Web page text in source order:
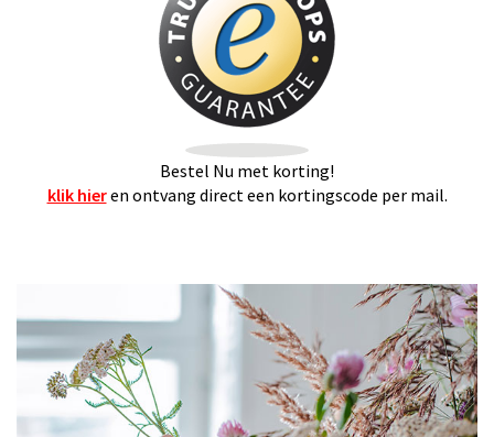
Bestel Nu met korting!
klik hieren ontvang direct een kortingscode per mail.